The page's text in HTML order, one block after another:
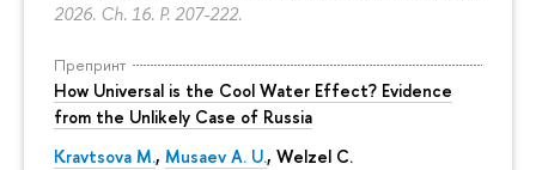
2026. Ch. 16. P. 207-222.
Препринт
How Universal is the Cool Water Effect? Evidence
from the Unlikely Case of Russia
Kravtsova M., Musaev A. U., Welzel C.